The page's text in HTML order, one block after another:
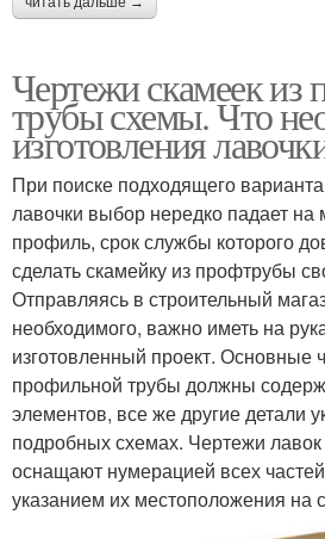
Чертежи скамеек из
трубы схемы. Что
изготовления
При поиске подходящего
лавочки выбор нередко падает на
профиль, срок службы которого
сделать скамейку из профтрубы
Отправляясь в строительный
необходимого, важно иметь на
изготовленный проект. Основные
профильной трубы должны
элементов, все же другие детали
подробных схемах. Чертежи
оснащают нумерацией всех
указанием их местоположения на